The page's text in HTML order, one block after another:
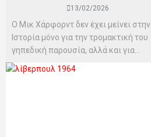
13/02/2026
Ο Μικ Χάρφορντ δεν έχει μείνει στην
Ιστορία μόνο για την τρομακτική του
γηπεδική παρουσία, αλλά και για...